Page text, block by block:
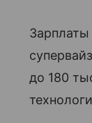
до 180